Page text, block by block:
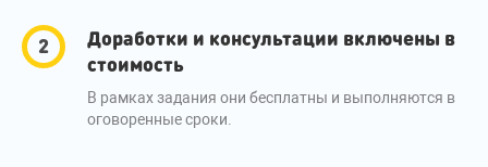
Доработки и консультации включены в
стоимость
В рамках задания они бесплатны и выполняются в
оговоренные сроки.